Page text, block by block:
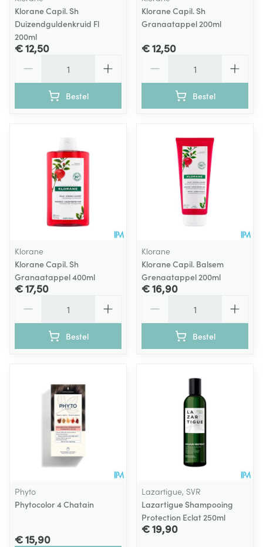
Klorane Capil. Sh
Duizendguldenkruid Fl
200ml
€ 12,50
Bestel
Klorane Capil. Sh
Granaatappel 200ml
€ 12,50
Bestel
Klorane
Klorane Capil. Sh
Granaatappel 400ml
€ 17,50
Bestel
Klorane
Klorane Capil. Balsem
Grenaatappel 200ml
€ 16,90
Bestel
Phyto
Phytocolor 4 Chatain
€ 15,90
Lazartigue, SVR
Lazartigue Shampooing
Protection Eclat 250ml
€ 19,90